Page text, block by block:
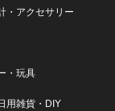
・アクセサリー
・玩具
用雑貨・DIY